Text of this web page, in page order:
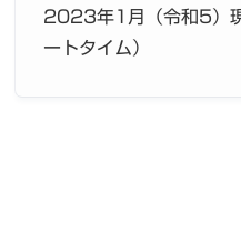
2023年1月（令和5）
ートタイム）